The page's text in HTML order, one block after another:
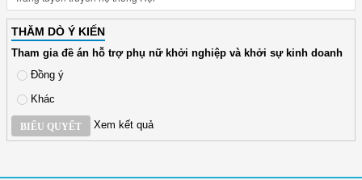
THĂM DÒ Ý KIẾN
Tham gia đề án hỗ trợ phụ nữ khởi nghiệp và khởi sự kinh doanh
Đồng ý
Khác
BIỂU QUYẾT Xem kết quả